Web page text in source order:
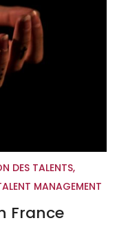
DES TALENTS,
MANAGEMENT
France